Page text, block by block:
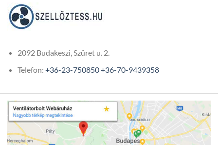
2092 Budakeszi, Szüret u. 2.
Telefon: +36-23-750850+36-70-9439358